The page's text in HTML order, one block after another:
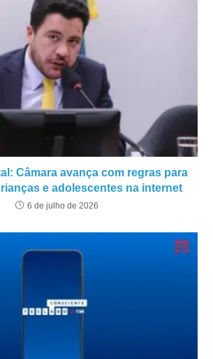
Câmara avança com regras para
e adolescentes na internet
6 de julho de 2026